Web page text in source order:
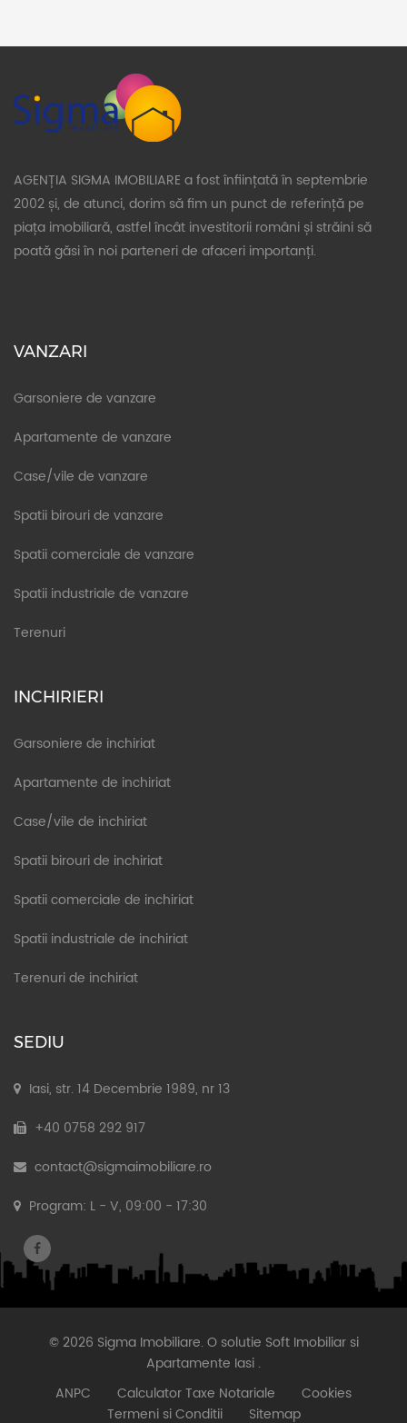
AGENȚIA SIGMA IMOBILIARE a fost înființată în septembrie
2002 și, de atunci, dorim să fim un punct de referință pe
piața imobiliară, astfel încât investitorii români și străini să
poată găsi în noi parteneri de afaceri importanți.
VANZARI
Garsoniere de vanzare
Apartamente de vanzare
Case/vile de vanzare
Spatii birouri de vanzare
Spatii comerciale de vanzare
Spatii industriale de vanzare
Terenuri
INCHIRIERI
Garsoniere de inchiriat
Apartamente de inchiriat
Case/vile de inchiriat
Spatii birouri de inchiriat
Spatii comerciale de inchiriat
Spatii industriale de inchiriat
Terenuri de inchiriat
SEDIU
Iasi, str. 14 Decembrie 1989, nr 13
+40 0758 292 917
contact@sigmaimobiliare.ro
Program: L - V, 09:00 - 17:30
© 2026 Sigma Imobiliare. O solutie Soft Imobiliarsi
Apartamente Iasi .
ANPC
Calculator Taxe Notariale
Cookies
Termeni si Conditii
Sitemap